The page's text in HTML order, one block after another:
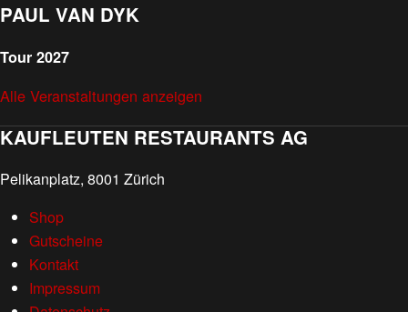
PAUL VAN DYK
Tour 2027
Alle Veranstaltungen anzeigen
KAUFLEUTEN RESTAURANTS AG
Pelikanplatz, 8001 Zürich
Shop
Gutscheine
Kontakt
Impressum